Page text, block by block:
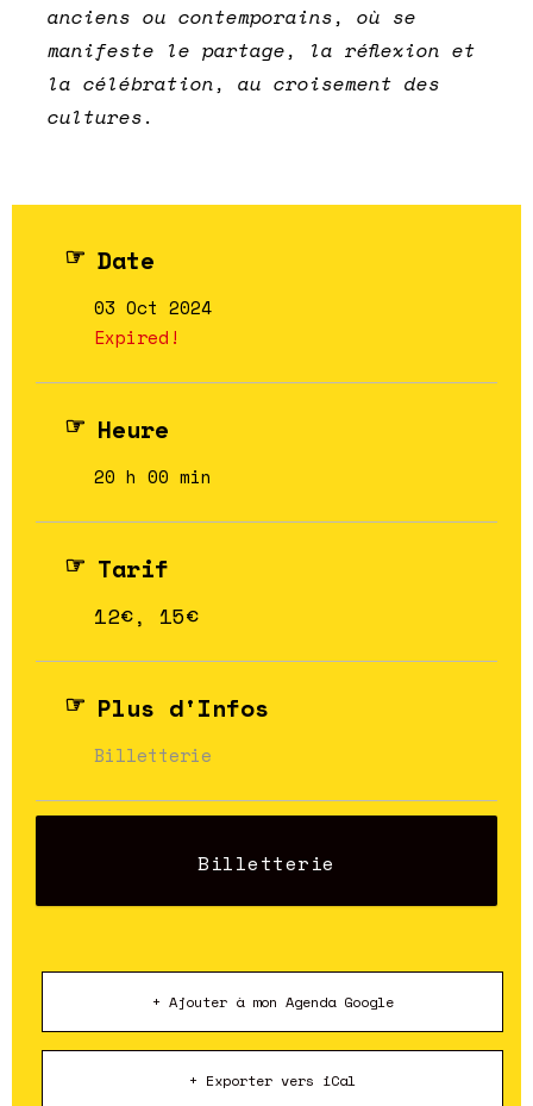
anciens ou contemporains, où se
manifeste le partage, la réflexion et
la célébration, au croisement des
cultures.
Date
03 Oct 2024
Expired!
Heure
20 h 00 min
Tarif
12€, 15€
Plus d'Infos
Billetterie
Billetterie
+ Ajouter à mon Agenda Google
+ Exporter vers iCal